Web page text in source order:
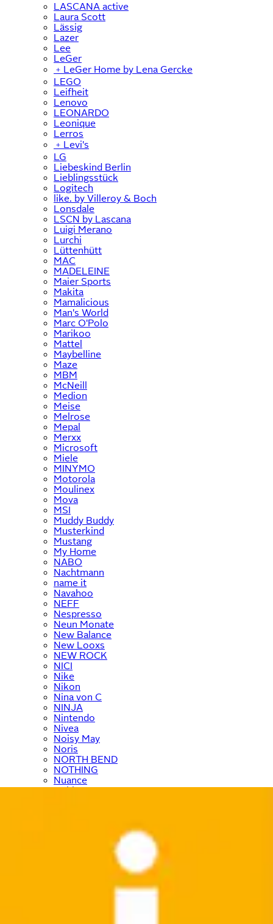
LASCANA active
Laura Scott
Lässig
Lazer
Lee
LeGer
﹢ LeGer Home by Lena Gercke
LEGO
Leifheit
Lenovo
LEONARDO
Leonique
Lerros
﹢ Levi's
LG
Liebeskind Berlin
Lieblingsstück
Logitech
like. by Villeroy & Boch
Lonsdale
LSCN by Lascana
Luigi Merano
Lurchi
Lüttenhütt
MAC
MADELEINE
Maier Sports
Makita
Mamalicious
Man's World
Marc O'Polo
Marikoo
Mattel
Maybelline
Maze
MBM
McNeill
Medion
Meise
Melrose
Mepal
Merxx
Microsoft
Miele
MINYMO
Motorola
Moulinex
Mova
MSI
Muddy Buddy
Musterkind
Mustang
My Home
NABO
Nachtmann
name it
Navahoo
NEFF
Nespresso
Neun Monate
New Balance
New Looxs
NEW ROCK
NICI
Nike
Nikon
Nina von C
NINJA
Nintendo
Nivea
Noisy May
Noris
NORTH BEND
NOTHING
Nuance
Nübler
ONE ELEMENT
ONLY & SONS
Ostsee-Schmuck
OTTO products